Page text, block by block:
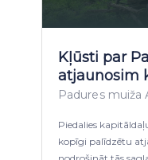
Kļūsti par
atjaunosim
Padures muiža
Piedalies
kopīgi palīdzētu